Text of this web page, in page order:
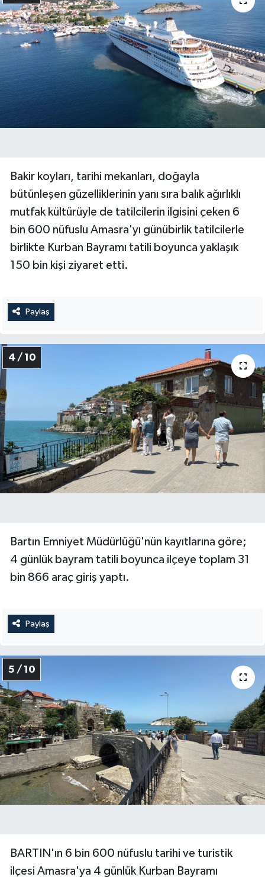
Bakir koyları, tarihi mekanları, doğayla
bütünleşen güzelliklerinin yanı sıra balık ağırlıklı
mutfak kültürüyle de tatilcilerin ilgisini çeken 6
bin 600 nüfuslu Amasra'yı günübirlik tatilcilerle
birlikte Kurban Bayramı tatili boyunca yaklaşık
150 bin kişi ziyaret etti.
Paylaş
4 / 10
Bartın Emniyet Müdürlüğü'nün kayıtlarına göre;
4 günlük bayram tatili boyunca ilçeye toplam 31
bin 866 araç giriş yaptı.
Paylaş
5 / 10
BARTIN'ın 6 bin 600 nüfuslu tarihi ve turistik
ilçesi Amasra'ya 4 günlük Kurban Bayramı